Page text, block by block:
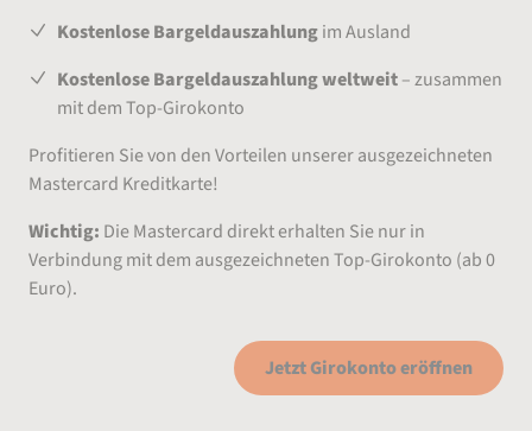
Kostenlose Bargeldauszahlungim Ausland
Kostenlose Bargeldauszahlung weltweit– zusammen
mit dem Top-Girokonto
Profitieren Sie von den Vorteilen unserer ausgezeichneten
Mastercard Kreditkarte!
Wichtig: Die Mastercard direkt erhalten Sie nur in
Verbindung mit dem ausgezeichneten Top-Girokonto (ab 0
Euro).
Jetzt Girokonto eröffnen